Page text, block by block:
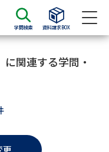
学問検索 資料請求BOX
資料検索
学科パンフ
に関連する学問・
更